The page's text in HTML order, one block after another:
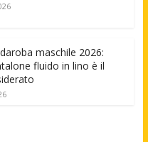
maschile 2026:
fluido in lino è il